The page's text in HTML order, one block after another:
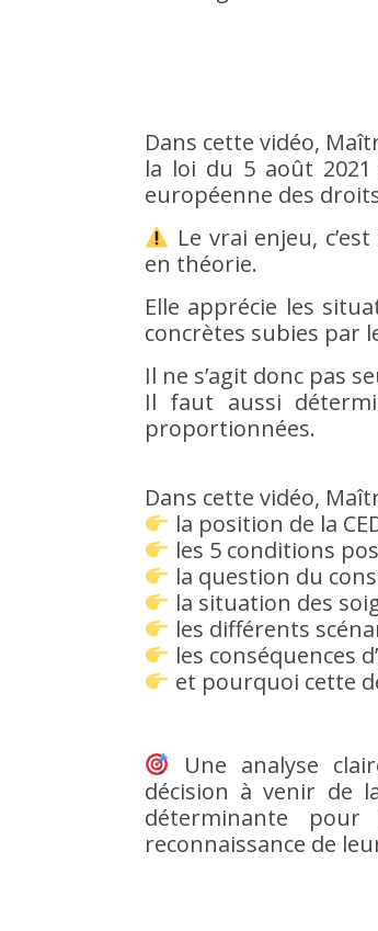
Dans cette vidéo,
la loi du 5 août 2021
européenne des
Le vrai enjeu,
en théorie.
Elle apprécie les
concrètes subies par
Il ne s’agit donc pas
Il faut aussi
proportionnées.
Dans cette vidéo,
la position de la
les 5 conditions
la question du
la situation des
les différents
les conséquences
et pourquoi cette
Une analyse
décision à venir de
déterminante
reconnaissance de